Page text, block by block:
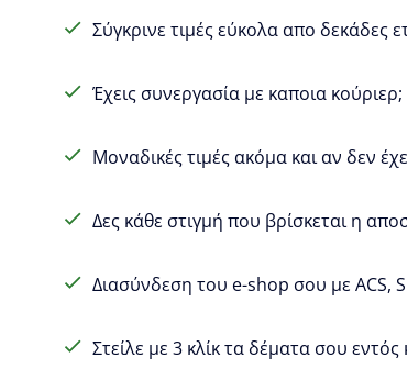
Σύγκρινε τιμές εύκολα απο δεκάδες
Έχεις συνεργασία με καποια
Μοναδικές τιμές ακόμα και αν δεν
Δες κάθε στιγμή που βρίσκεται η
Διασύνδεση του e-shop σου με ACS,
Στείλε με 3 κλίκ τα δέματα σου